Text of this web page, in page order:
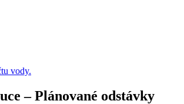
vody.
– Plánované odstávky